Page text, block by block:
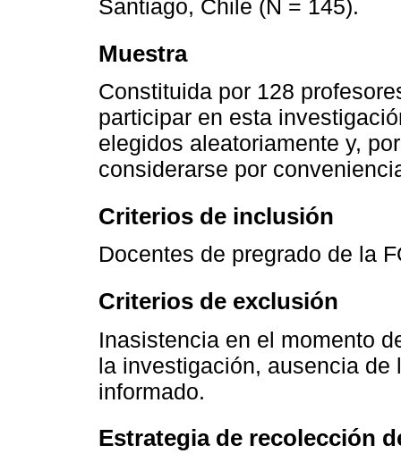
Santiago, Chile (N = 145).
Muestra
Constituida por 128
participar en esta
elegidos aleatoriamente y,
considerarse por
Criterios de inclusión
Docentes de pregrado de la
Criterios de exclusión
Inasistencia en el momento
la investigación, ausencia
informado.
Estrategia de recolección